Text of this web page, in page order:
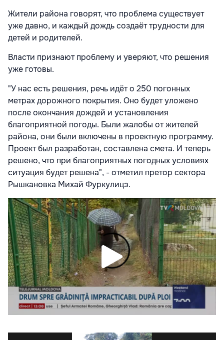
Жители района говорят, что проблема существует
уже давно, и каждый дождь создаёт трудности для
детей и родителей.
Власти признают проблему и уверяют, что решения
уже готовы.
"У нас есть решения, речь идёт о 250 погонных
метрах дорожного покрытия. Оно будет уложено
после окончания дождей и установления
благоприятной погоды. Были жалобы от жителей
района, они были включены в проектную программу.
Проект был разработан, составлена смета. И теперь
решено, что при благоприятных погодных условиях
ситуация будет решена", - отметил претор сектора
Рышкановка Михай Фуркулицэ.